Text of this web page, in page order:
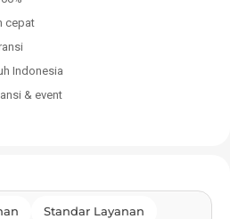
cepat
Indonesia
& event
Standar Layanan